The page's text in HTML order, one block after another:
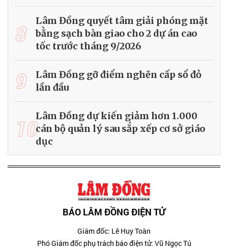
8
Lâm Đồng quyết tâm giải phóng mặt
bằng sạch bàn giao cho 2 dự án cao
tốc trước tháng 9/2026
9
Lâm Đồng gỡ điểm nghẽn cấp sổ đỏ
lần đầu
10Lâm Đồng dự kiến giảm hơn 1.000
cán bộ quản lý sau sắp xếp cơ sở giáo
dục
BÁO LÂM ĐỒNG ĐIỆN TỬ
Giám đốc: Lê Huy Toàn
Phó Giám đốc phụ trách báo điện tử: Vũ Ngọc Tú